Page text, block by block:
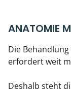
ANATOMIE
Die
erfordert weit
Deshalb steht